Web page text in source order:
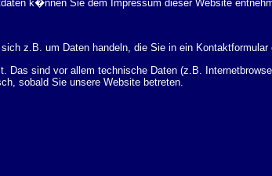
k�nnen Sie dem Impressum dieser Website
z.B. um Daten handeln, die Sie in ein Kontaktformular
Das sind vor allem technische Daten (z.B.
sobald Sie unsere Website betreten.